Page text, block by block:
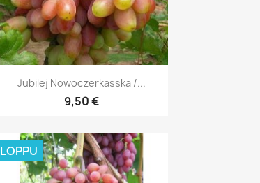
Pikakatselu
Jubilej Nowoczerkasska /...
9,50 €
LOPPU